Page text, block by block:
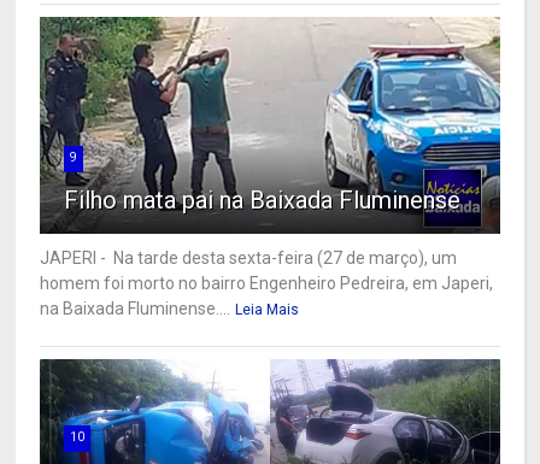
9
Filho mata pai na Baixada Fluminense
JAPERI - Na tarde desta sexta-feira (27 de março), um
homem foi morto no bairro Engenheiro Pedreira, em Japeri,
na Baixada Fluminense....
Leia Mais
10